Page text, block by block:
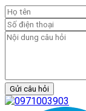
Gửi câu hỏi